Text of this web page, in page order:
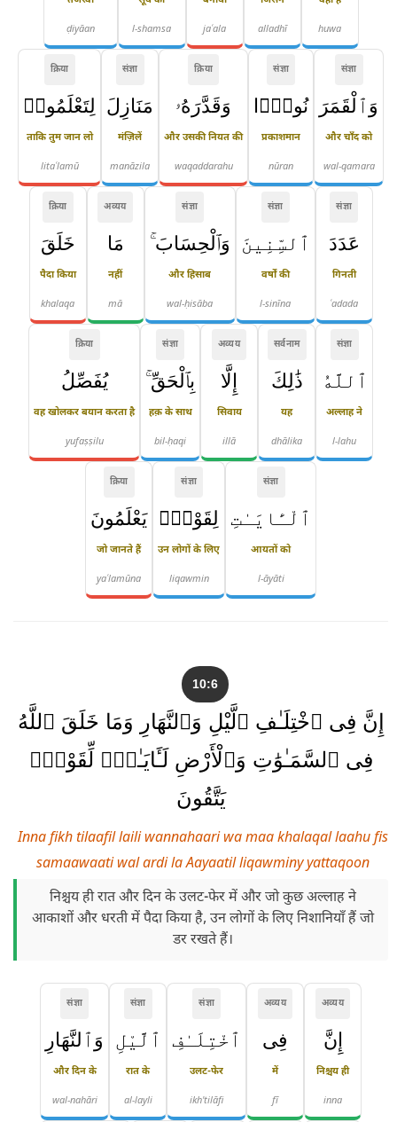
huwa
alladhī
jaʿala
l-shamsa
ḍiyāan
संज्ञा
وَٱلْقَمَرَ
और चाँद को
wal-qamara
संज्ञा
نُورًۭا
प्रकाशमान
nūran
क्रिया
وَقَدَّرَهُۥ
और उसकी नियत की
waqaddarahu
संज्ञा
مَنَازِلَ
मंज़िलें
manāzila
क्रिया
لِتَعْلَمُوا۟
ताकि तुम जान लो
litaʿlamū
संज्ञा
عَدَدَ
गिनती
ʿadada
संज्ञा
ٱلسِّنِينَ
वर्षों की
l-sinīna
संज्ञा
وَٱلْحِسَابَ ۚ
और हिसाब
wal-ḥisāba
अव्यय
مَا
नहीं
mā
क्रिया
خَلَقَ
पैदा किया
khalaqa
संज्ञा
ٱللَّهُ
अल्लाह ने
l-lahu
सर्वनाम
ذَٰلِكَ
यह
dhālika
अव्यय
إِلَّا
सिवाय
illā
संज्ञा
بِٱلْحَقِّ ۚ
हक़ के साथ
bil-ḥaqi
क्रिया
يُفَصِّلُ
वह खोलकर बयान करता है
yufaṣṣilu
संज्ञा
ٱلْـَٔايَـٰتِ
आयतों को
l-āyāti
संज्ञा
لِقَوْمٍۢ
उन लोगों के लिए
liqawmin
क्रिया
يَعْلَمُونَ
जो जानते हैं
yaʿlamūna
10:6
إِنَّ فِى ٱخْتِلَـٰفِ ٱلَّيْلِ وَٱلنَّهَارِ وَمَا خَلَقَ ٱللَّهُ
فِى ٱلسَّمَـٰوَٰتِ وَٱلْأَرْضِ لَـَٔايَـٰتٍۢ لِّقَوْمٍۢ
يَتَّقُونَ
Inna fikh tilaafil laili wannahaari wa maa khalaqal laahu fis
samaawaati wal ardi la Aayaatil liqawminy yattaqoon
निश्चय ही रात और दिन के उलट-फेर में और जो कुछ अल्लाह ने
आकाशों और धरती में पैदा किया है, उन लोगों के लिए निशानियाँ हैं जो
डर रखते हैं।
अव्यय
إِنَّ
निश्चय ही
inna
अव्यय
فِى
में
fī
संज्ञा
ٱخْتِلَـٰفِ
उलट-फेर
ikh'tilāfi
संज्ञा
ٱلَّيْلِ
रात के
al-layli
संज्ञा
وَٱلنَّهَارِ
और दिन के
wal-nahāri